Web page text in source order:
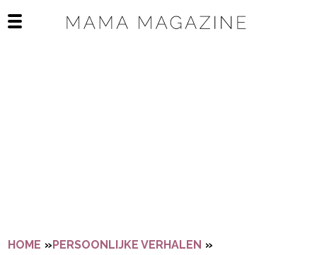
Open het mobiele menu
HOME »PERSOONLIJKE VERHALEN »